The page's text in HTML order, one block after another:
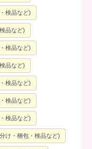
検品など)
品など)
検品など)
品など)
検品など)
検品など)
検品など)
け・梱包・検品など)